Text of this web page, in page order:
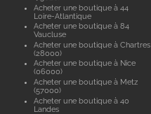
Acheter une boutique à 44
Loire-Atlantique
Acheter une boutique à 84
Vaucluse
Acheter une boutique à Chartres
(28000)
Acheter une boutique à Nice
(06000)
Acheter une boutique à Metz
(57000)
Acheter une boutique à 40
Landes